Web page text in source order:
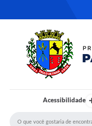
Acessibilidade